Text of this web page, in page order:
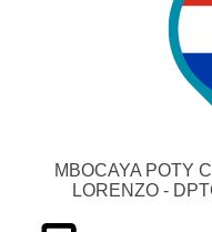
MBOCAYA POTY
LORENZO -